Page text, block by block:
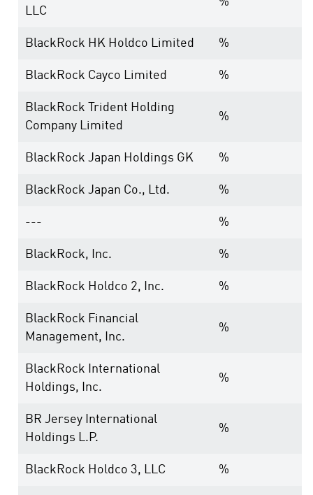
LLC
BlackRock HK Holdco Limited %
BlackRock Cayco Limited %
BlackRock Trident Holding
Company Limited
%
BlackRock Japan Holdings GK %
BlackRock Japan Co., Ltd. %
--- %
BlackRock, Inc. %
BlackRock Holdco 2, Inc. %
BlackRock Financial
Management, Inc.
%
BlackRock International
Holdings, Inc.
%
BR Jersey International
Holdings L.P.
%
BlackRock Holdco 3, LLC %